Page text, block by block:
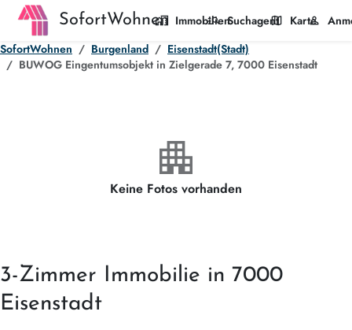
SofortWohnen
home_work Immobilien
manage_search Suchagent
map Karte
person
SofortWohnen
Burgenland
Eisenstadt(Stadt)
BUWOG Eingentumsobjekt in Zielgerade 7, 7000 Eisenstadt
apartment
Keine Fotos vorhanden
3-Zimmer Immobilie in 7000
Eisenstadt